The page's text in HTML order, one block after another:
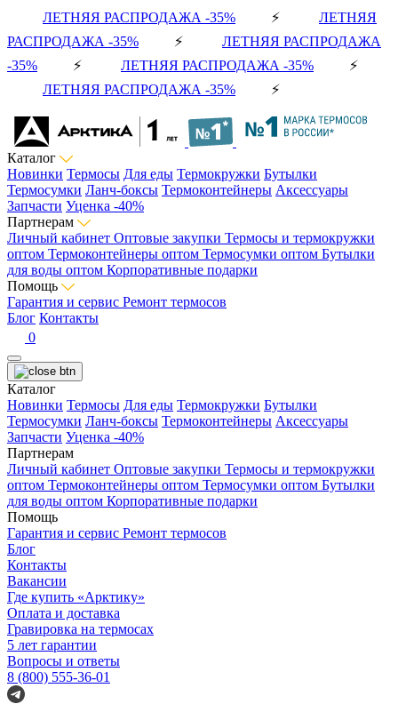
ЛЕТНЯЯ РАСПРОДАЖА -35% ⚡ ЛЕТНЯЯ
РАСПРОДАЖА -35% ⚡ ЛЕТНЯЯ РАСПРОДАЖА
-35% ⚡ ЛЕТНЯЯ РАСПРОДАЖА -35% ⚡
ЛЕТНЯЯ РАСПРОДАЖА -35% ⚡
Каталог
Новинки Термосы Для еды Термокружки Бутылки
Термосумки Ланч-боксы Термоконтейнеры Аксессуары
Запчасти Уценка -40%
Партнерам
Личный кабинет Оптовые закупки Термосы и термокружки
оптом Термоконтейнеры оптом Термосумки оптом Бутылки
для воды оптом Корпоративные подарки
Помощь
Гарантия и сервис Ремонт термосов
Блог Контакты
0
Каталог
Новинки Термосы Для еды Термокружки Бутылки
Термосумки Ланч-боксы Термоконтейнеры Аксессуары
Запчасти Уценка -40%
Партнерам
Личный кабинет Оптовые закупки Термосы и термокружки
оптом Термоконтейнеры оптом Термосумки оптом Бутылки
для воды оптом Корпоративные подарки
Помощь
Гарантия и сервис Ремонт термосов
Блог
Контакты
Вакансии
Где купить «Арктику»
Оплата и доставка
Гравировка на термосах
5 лет гарантии
Вопросы и ответы
8 (800) 555-36-01